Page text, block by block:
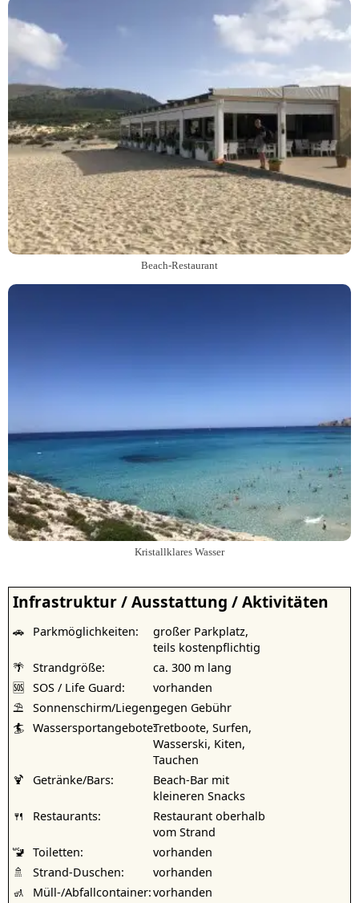
Beach-Restaurant
Kristallklares Wasser
Infrastruktur / Ausstattung / Aktivitäten
🚗 Parkmöglichkeiten:
großer Parkplatz,
teils kostenpflichtig
🌴 Strandgröße:
ca. 300 m lang
🆘 SOS / Life Guard:
vorhanden
⛱
Sonnenschirm/Liegen:gegen Gebühr
🏄 Wassersportangebote:Tretboote, Surfen,
Wasserski, Kiten,
Tauchen
🍹
Getränke/Bars:
Beach-Bar mit
kleineren Snacks
🍴
Restaurants:
Restaurant oberhalb
vom Strand
🚾 Toiletten:
vorhanden
🚿
Strand-Duschen:
vorhanden
🚮
Müll-/Abfallcontainer:vorhanden